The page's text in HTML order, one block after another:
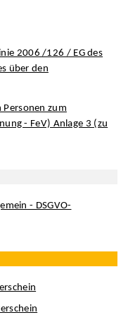
2006 /126 / EG des
über den
zum
- FeV) Anlage 3 (zu
- DSGVO-